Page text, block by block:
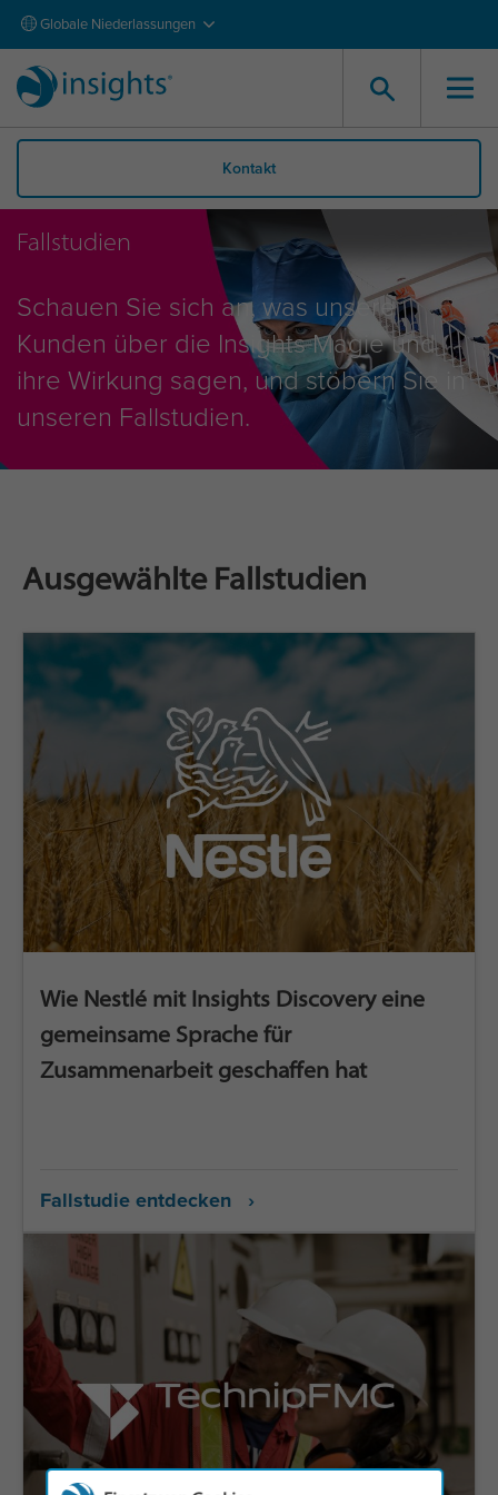
Globale Niederlassungen
Kontakt
Fallstudien
Schauen Sie sich an, was unsere
Kunden über die Insights Magie und
ihre Wirkung sagen, und stöbern Sie in
unseren Fallstudien.
Ausgewählte Fallstudien
Wie Nestlé mit Insights Discovery eine
gemeinsame Sprache für
Zusammenarbeit geschaffen hat
Fallstudie entdecken ›